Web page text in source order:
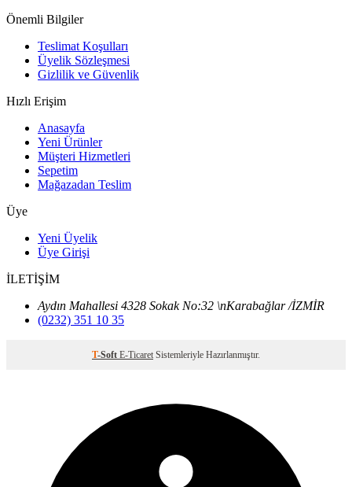
Önemli Bilgiler
Teslimat Koşulları
Üyelik Sözleşmesi
Gizlilik ve Güvenlik
Hızlı Erişim
Anasayfa
Yeni Ürünler
Müşteri Hizmetleri
Sepetim
Mağazadan Teslim
Üye
Yeni Üyelik
Üye Girişi
İLETİŞİM
Aydın Mahallesi 4328 Sokak No:32 \nKarabağlar /İZMİR
(0232) 351 10 35
T-Soft E-Ticaret Sistemleriyle Hazırlanmıştır.